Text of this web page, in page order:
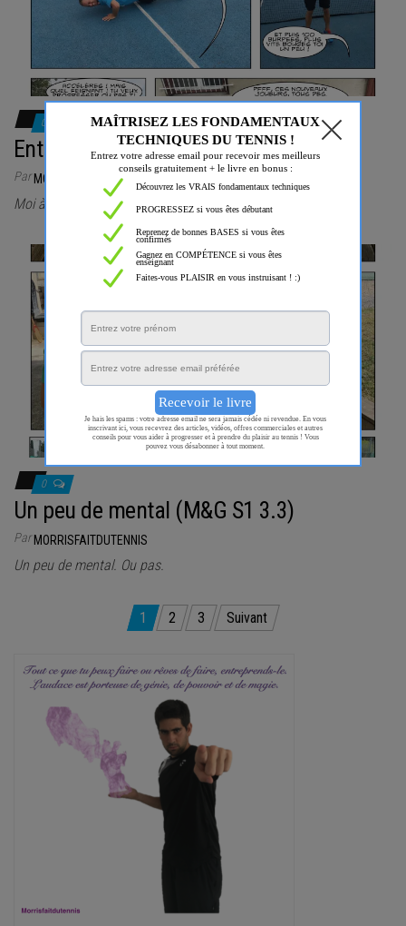
0
Entraînement intensif (M&G S1 3.4)
ParMORRISFAITDUTENNIS
Moi à mon époque….
0
Un peu de mental (M&G S1 3.3)
ParMORRISFAITDUTENNIS
Un peu de mental. Ou pas.
Pagination
publications
1 2 3 Suivant